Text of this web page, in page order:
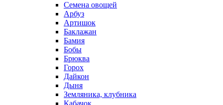
Семена овощей
Арбуз
Артишок
Баклажан
Бамия
Бобы
Брюква
Горох
Дайкон
Дыня
Земляника, клубника
Кабачок